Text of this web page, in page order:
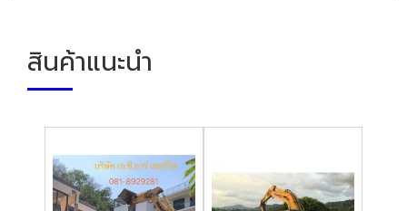
สินค้าแนะนำ